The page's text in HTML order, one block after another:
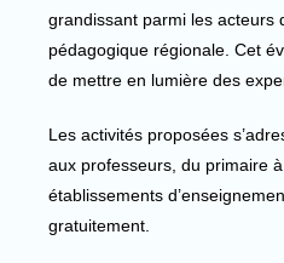
grandissant parmi les acteurs
pédagogique régionale. Cet
de mettre en lumière des
Les activités proposées
aux professeurs, du primaire
établissements
gratuitement.